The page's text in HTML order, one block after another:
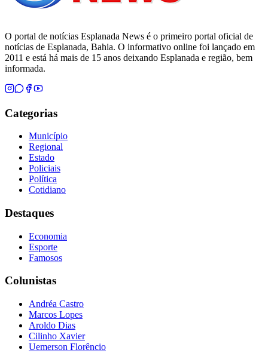
O portal de notícias Esplanada News é o primeiro portal oficial de
notícias de Esplanada, Bahia. O informativo online foi lançado em
2011 e está há mais de 15 anos deixando Esplanada e região, bem
informada.
Categorias
Município
Regional
Estado
Policiais
Política
Cotidiano
Destaques
Economia
Esporte
Famosos
Colunistas
Andréa Castro
Marcos Lopes
Aroldo Dias
Cilinho Xavier
Uemerson Florêncio